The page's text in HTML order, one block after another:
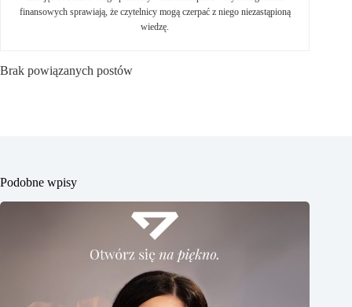
finansowych sprawiają, że czytelnicy mogą czerpać z niego niezastąpioną
wiedzę.
Brak powiązanych postów
Podobne wpisy